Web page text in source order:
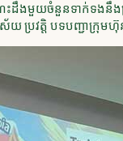
ដឹងមួយចំនួនទាក់ទងនឹងប្
ស័យ ប្រវត្តិ បទបញ្ជាក្រុ